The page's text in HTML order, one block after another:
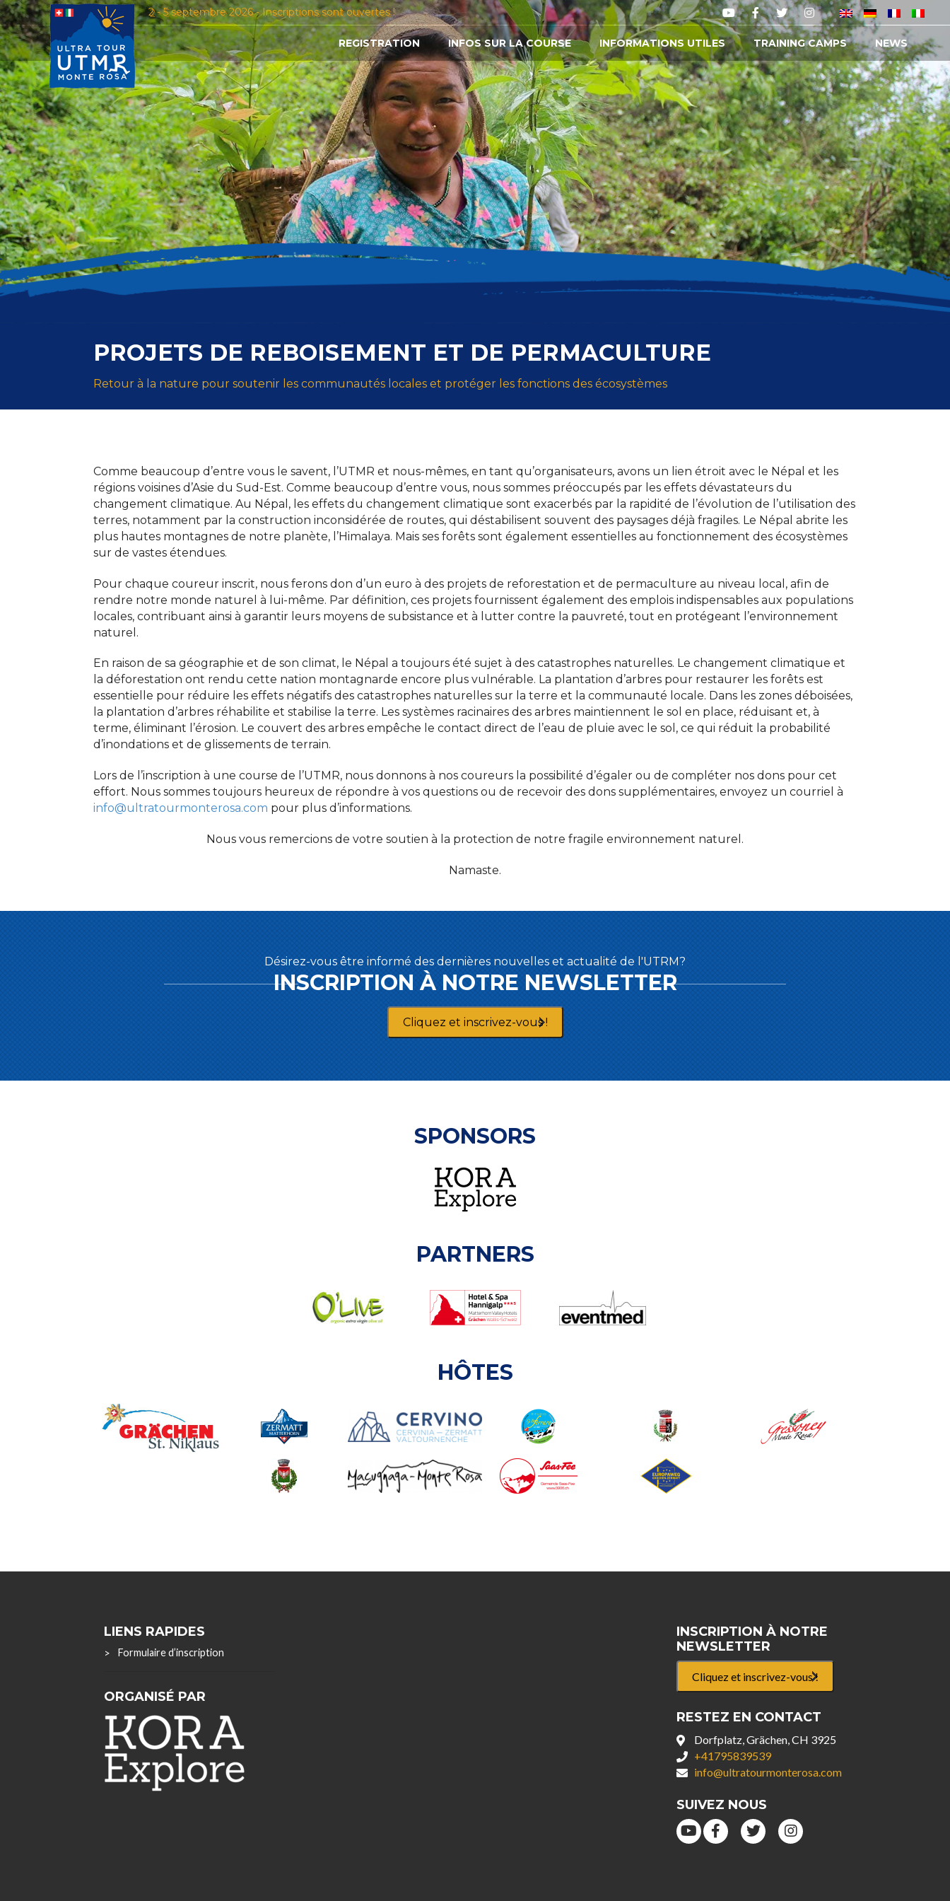
2 - 5 septembre 2026 - Inscriptions sont ouvertes !
REGISTRATION INFOS SUR LA COURSE INFORMATIONS UTILES TRAINING CAMPS NEWS
PROJETS DE REBOISEMENT ET DE PERMACULTURE
Retour à la nature pour soutenir les communautés locales et protéger les fonctions des écosystèmes
Comme beaucoup d’entre vous le savent, l’UTMR et nous-mêmes, en tant qu’organisateurs, avons un lien étroit avec le Népal et les
régions voisines d’Asie du Sud-Est. Comme beaucoup d’entre vous, nous sommes préoccupés par les effets dévastateurs du
changement climatique. Au Népal, les effets du changement climatique sont exacerbés par la rapidité de l’évolution de l’utilisation des
terres, notamment par la construction inconsidérée de routes, qui déstabilisent souvent des paysages déjà fragiles. Le Népal abrite les
plus hautes montagnes de notre planète, l’Himalaya. Mais ses forêts sont également essentielles au fonctionnement des écosystèmes
sur de vastes étendues.
Pour chaque coureur inscrit, nous ferons don d’un euro à des projets de reforestation et de permaculture au niveau local, afin de
rendre notre monde naturel à lui-même. Par définition, ces projets fournissent également des emplois indispensables aux populations
locales, contribuant ainsi à garantir leurs moyens de subsistance et à lutter contre la pauvreté, tout en protégeant l’environnement
naturel.
En raison de sa géographie et de son climat, le Népal a toujours été sujet à des catastrophes naturelles. Le changement climatique et
la déforestation ont rendu cette nation montagnarde encore plus vulnérable. La plantation d’arbres pour restaurer les forêts est
essentielle pour réduire les effets négatifs des catastrophes naturelles sur la terre et la communauté locale. Dans les zones déboisées,
la plantation d’arbres réhabilite et stabilise la terre. Les systèmes racinaires des arbres maintiennent le sol en place, réduisant et, à
terme, éliminant l’érosion. Le couvert des arbres empêche le contact direct de l’eau de pluie avec le sol, ce qui réduit la probabilité
d’inondations et de glissements de terrain.
Lors de l’inscription à une course de l’UTMR, nous donnons à nos coureurs la possibilité d’égaler ou de compléter nos dons pour cet
effort. Nous sommes toujours heureux de répondre à vos questions ou de recevoir des dons supplémentaires, envoyez un courriel à
info@ultratourmonterosa.com pour plus d’informations.
Nous vous remercions de votre soutien à la protection de notre fragile environnement naturel.
Namaste.
Désirez-vous être informé des dernières nouvelles et actualité de l'UTRM?
INSCRIPTION À NOTRE NEWSLETTER
Cliquez et inscrivez-vous !
SPONSORS
PARTNERS
HÔTES
LIENS RAPIDES
Formulaire d’inscription
ORGANISÉ PAR
INSCRIPTION À NOTRE
NEWSLETTER
Cliquez et inscrivez-vous !
RESTEZ EN CONTACT
Dorfplatz, Grächen, CH 3925
+41795839539
info@ultratourmonterosa.com
SUIVEZ NOUS